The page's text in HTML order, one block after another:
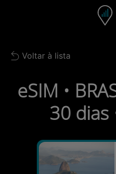
Barra de
Back to list
Voltar à lista
eSIM •
30 dias